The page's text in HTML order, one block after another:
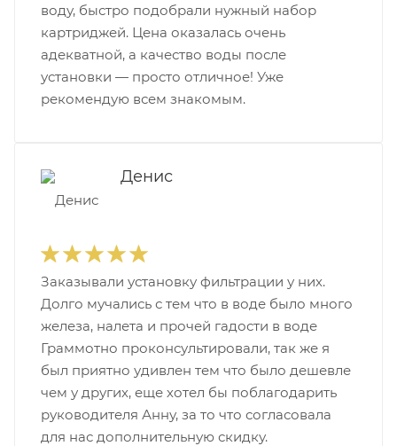
воду, быстро подобрали нужный набор
картриджей. Цена оказалась очень
адекватной, а качество воды после
установки — просто отличное! Уже
рекомендую всем знакомым.
Денис
Заказывали установку фильтрации у них.
Долго мучались с тем что в воде было много
железа, налета и прочей гадости в воде
Граммотно проконсультировали, так же я
был приятно удивлен тем что было дешевле
чем у других, еще хотел бы поблагодарить
руководителя Анну, за то что согласовала
для нас дополнительную скидку.